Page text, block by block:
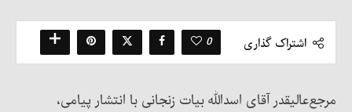
اشتراک گذاری 0
مرجع‌عالیقدر آقای اسدالله بیات زنجانی با انتشار پیامی،